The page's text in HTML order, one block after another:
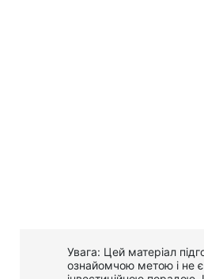
Увага: Цей матеріал
ознайомчою метою і не